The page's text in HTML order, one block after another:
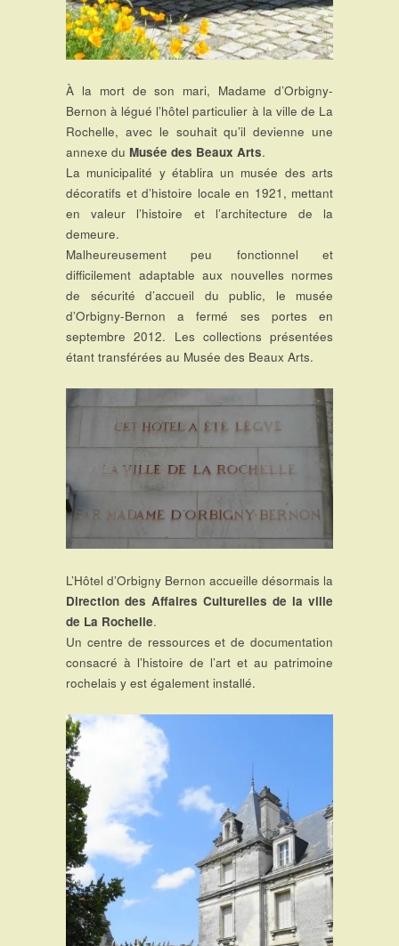
À la mort de son mari, Madame d’Orbigny-
Bernon à légué l’hôtel particulier à la ville de La
Rochelle, avec le souhait qu’il devienne une
annexe du Musée des Beaux Arts.
La municipalité y établira un musée des arts
décoratifs et d’histoire locale en 1921, mettant
en valeur l’histoire et l’architecture de la
demeure.
Malheureusement peu fonctionnel et
difficilement adaptable aux nouvelles normes
de sécurité d’accueil du public, le musée
d’Orbigny-Bernon a fermé ses portes en
septembre 2012. Les collections présentées
étant transférées au Musée des Beaux Arts.
L’Hôtel d’Orbigny Bernon accueille désormais la
Direction des Affaires Culturelles de la ville
de La Rochelle.
Un centre de ressources et de documentation
consacré à l’histoire de l’art et au patrimoine
rochelais y est également installé.